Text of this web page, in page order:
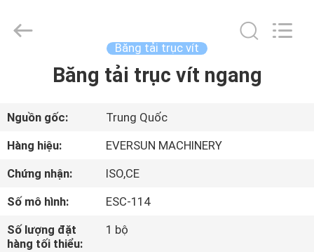
CÁC
SẢN
PHẨM
HƯỚNG
DẪN
Machinery
(Henan)
Băng tải trục vít
Băng tải trục vít ngang
Nguồn gốc:
Trung Quốc
Hàng hiệu:
EVERSUN MACHINERY
Chứng nhận:
ISO,CE
Số mô hình:
ESC-114
Số lượng đặt
hàng tối thiểu:
1 bộ